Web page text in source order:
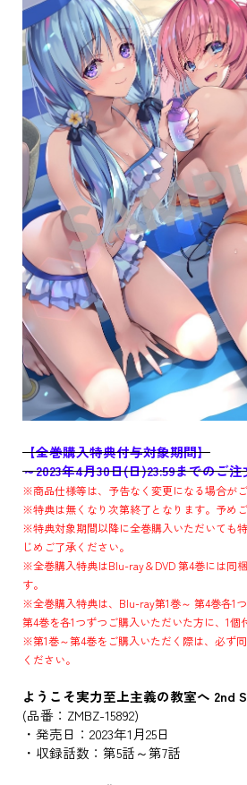
【全巻購入特典付与対象期間】
～2023年4月30日(日)23:59までのご注
※商品仕様等は、予告なく変更になる場合がご
※特典は無くなり次第終了となります。予めご
※特典対象期間以降に全巻購入いただいても
じめご了承ください。
※全巻購入特典はBlu-ray＆DVD 第4巻には同
す。
※全巻購入特典は、Blu-ray第1巻～ 第4巻各1
第4巻を各1つずつご購入いただいた方に、1個
※第1巻～第4巻をご購入いただく際は、必ず
ください。
ようこそ実力至上主義の教室へ 2nd
(品番：ZMBZ-15892)
・発売日：2023年1月25日
・収録話数：第5話～第7話